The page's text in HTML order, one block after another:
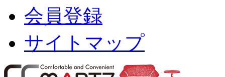
会員登録
サイトマップ